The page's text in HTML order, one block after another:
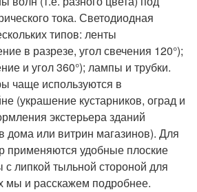
тока. Светодиодная
типов: ленты
в разрезе, угол свечения 120°);
и угол 360°); лампы и трубки.
чаще используются в
(украшение кустарников, оград и
экстерьера зданий
или витрин магазинов). Для
применяются удобные плоские
липкой тыльной стороной для
мы и расскажем подробнее.